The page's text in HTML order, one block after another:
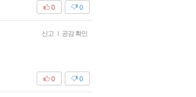
0
0
신고 | 공감 확인
0
0